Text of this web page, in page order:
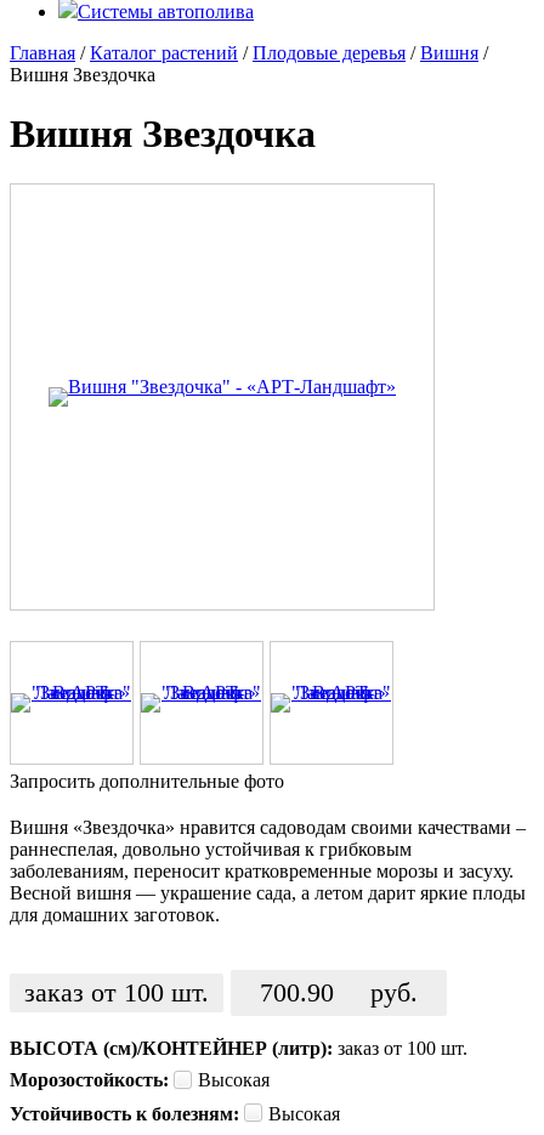
Системы автополива
Главная /Каталог растений /Плодовые деревья /Вишня /
Вишня Звездочка
Вишня Звездочка
Запросить дополнительные фото
Вишня «Звездочка» нравится садоводам своими качествами –
раннеспелая, довольно устойчивая к грибковым
заболеваниям, переносит кратковременные морозы и засуху.
Весной вишня — украшение сада, а летом дарит яркие плоды
для домашних заготовок.
заказ от 100 шт. 700.90 руб.
ВЫСОТА (см)/КОНТЕЙНЕР (литр): заказ от 100 шт.
Морозостойкость:
Высокая
Устойчивость к болезням:
Высокая